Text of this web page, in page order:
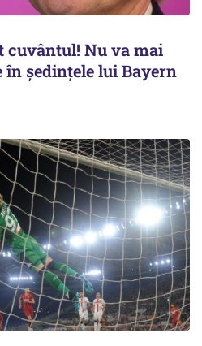
cuvântul! Nu va mai
în ședințele lui Bayern